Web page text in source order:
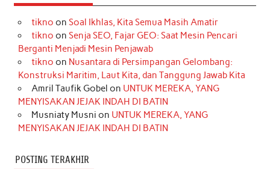
e
b
o
k
t
a
r
a
m
T
o
k
t
e
r
e
s
t
k
e
d
I
n
t
t
r
T
u
e
tikno on Soal Ikhlas, Kita Semua Masih Amatir
tikno on Senja SEO, Fajar GEO: Saat Mesin Pencari
Berganti Menjadi Mesin Penjawab
tikno on Nusantara di Persimpangan Gelombang:
Konstruksi Maritim, Laut Kita, dan Tanggung Jawab Kita
Amril Taufik Gobel on UNTUK MEREKA, YANG
MENYISAKAN JEJAK INDAH DI BATIN
Musniaty Musni on UNTUK MEREKA, YANG
MENYISAKAN JEJAK INDAH DI BATIN
POSTING TERAKHIR